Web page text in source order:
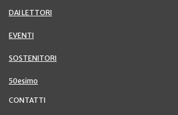
DAI LETTORI
EVENTI
SOSTENITORI
50esimo
CONTATTI